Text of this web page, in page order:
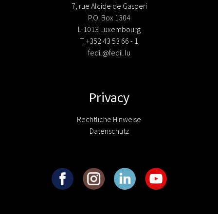
7, rue Alcide de Gasperi
P.O. Box 1304
L-1013 Luxembourg
T. +352 43 53 66 - 1
fedil@fedil.lu
Privacy
Rechtliche Hinweise
Datenschutz